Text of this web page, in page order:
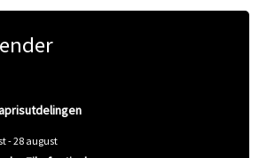
-28 august